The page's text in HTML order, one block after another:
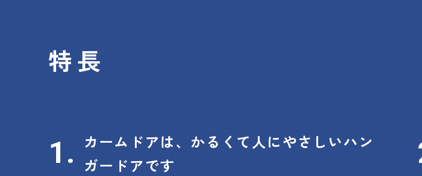
特長
カームドアは、かるくて人にやさしいハン
ガードアです